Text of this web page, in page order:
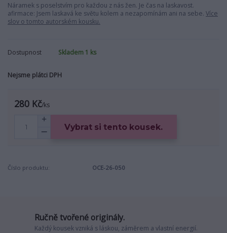
Náramek s poselstvím pro každou z nás žen. Je čas na laskavost.
afirmace: Jsem laskavá ke světu kolem a nezapomínám ani na sebe. Více
slov o tomto autorském kousku.
Dostupnost Skladem 1 ks
Nejsme plátci DPH
280 Kč/ks
Vybrat si tento kousek.
Číslo produktu: OCE-26-050
Ručně tvořené originály.
Každý kousek vzniká s láskou, záměrem a vlastní energií.